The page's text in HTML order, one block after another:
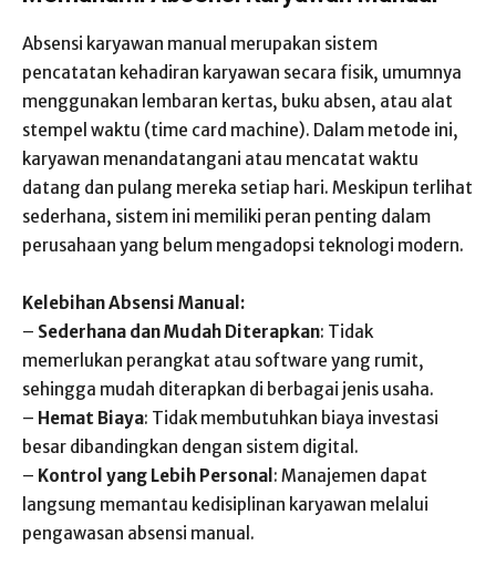
Absensi karyawan manual merupakan sistem
pencatatan kehadiran karyawan secara fisik, umumnya
menggunakan lembaran kertas, buku absen, atau alat
stempel waktu (time card machine). Dalam metode ini,
karyawan menandatangani atau mencatat waktu
datang dan pulang mereka setiap hari. Meskipun terlihat
sederhana, sistem ini memiliki peran penting dalam
perusahaan yang belum mengadopsi teknologi modern.
Kelebihan Absensi Manual:
– Sederhana dan Mudah Diterapkan: Tidak
memerlukan perangkat atau software yang rumit,
sehingga mudah diterapkan di berbagai jenis usaha.
– Hemat Biaya: Tidak membutuhkan biaya investasi
besar dibandingkan dengan sistem digital.
– Kontrol yang Lebih Personal : Manajemen dapat
langsung memantau kedisiplinan karyawan melalui
pengawasan absensi manual.